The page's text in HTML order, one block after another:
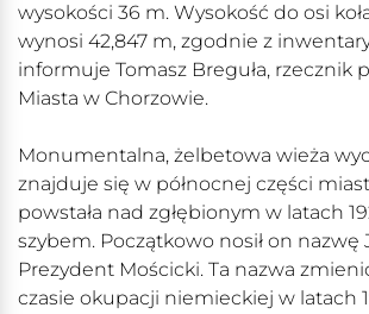
wysokości 36 m. Wysokość do osi
wynosi 42,847 m, zgodnie z
informuje Tomasz Breguła, rzecznik
Miasta w Chorzowie.
Monumentalna, żelbetowa wieża
znajduje się w północnej części
powstała nad zgłębionym w latach
szybem. Początkowo nosił on nazwę
Prezydent Mościcki. Ta nazwa
czasie okupacji niemieckiej w latach